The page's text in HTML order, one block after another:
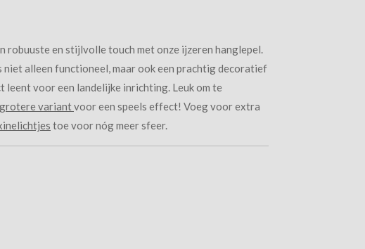
robuuste en stijlvolle touch met onze ijzeren hanglepel.
niet alleen functioneel, maar ook een prachtig decoratief
leent voor een landelijke inrichting. Leuk om te
grotere variantvoor een speels effect! Voeg voor extra
toe voor nóg meer sfeer.